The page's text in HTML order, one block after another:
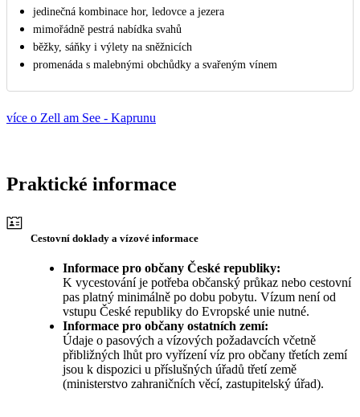
jedinečná kombinace hor, ledovce a jezera
mimořádně pestrá nabídka svahů
běžky, sáňky i výlety na sněžnicích
promenáda s malebnými obchůdky a svařeným vínem
více o Zell am See - Kaprunu
Praktické informace
Cestovní doklady a vízové informace
Informace pro občany České republiky:
K vycestování je potřeba občanský průkaz nebo cestovní
pas platný minimálně po dobu pobytu. Vízum není od
vstupu České republiky do Evropské unie nutné.
Informace pro občany ostatních zemí:
Údaje o pasových a vízových požadavcích včetně
přibližných lhůt pro vyřízení víz pro občany třetích zemí
jsou k dispozici u příslušných úřadů třetí země
(ministerstvo zahraničních věcí, zastupitelský úřad).